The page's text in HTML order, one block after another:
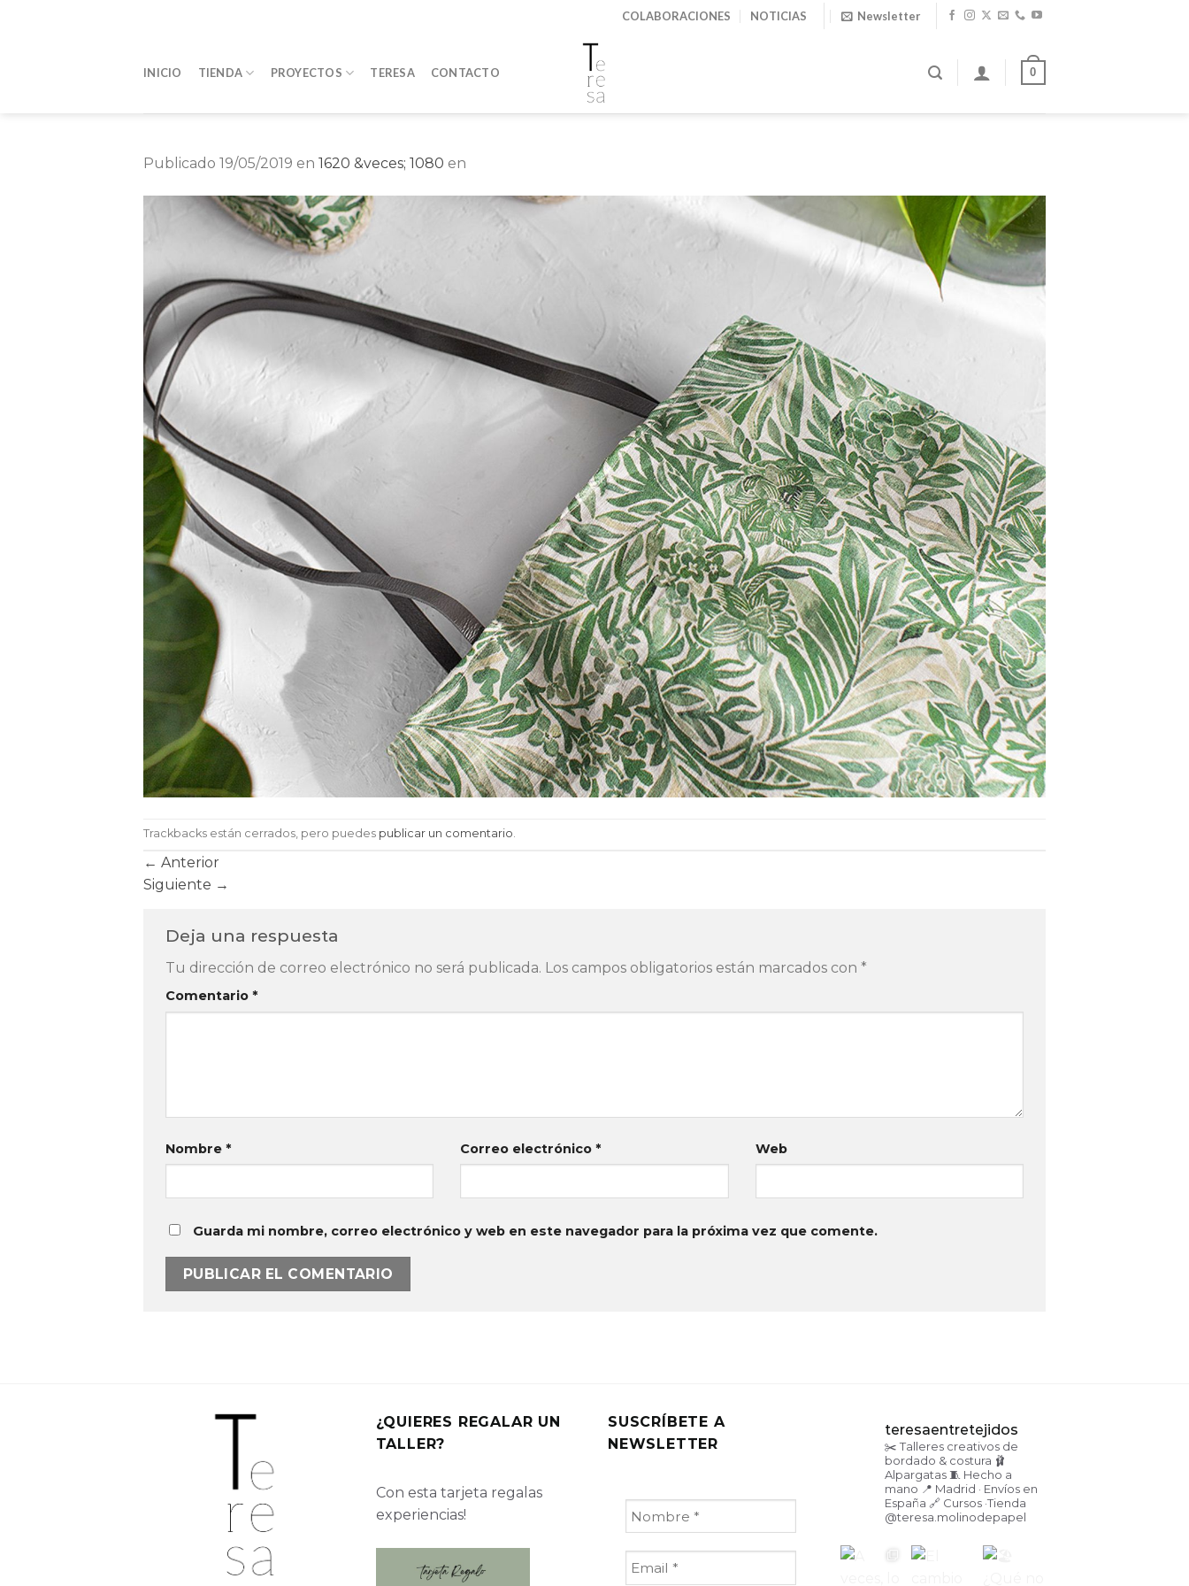
COLABORACIONES NOTICIAS Newsletter
INICIO TIENDA PROYECTOS TERESA CONTACTO 0
Publicado 19/05/2019 en 1620 &veces; 1080 en
Trackbacks están cerrados, pero puedes publicar un comentario
← Anterior
Siguiente →
Deja una respuesta
Tu dirección de correo electrónico no será publicada. Los campos obligatorios están marcados con *
Comentario *
Nombre * Correo electrónico* Web
Guarda mi nombre, correo electrónico y web en este navegador para la próxima vez que comente.
¿QUIERES REGALAR UN
TALLER?
Con esta tarjeta regalas
experiencias!
SUSCRÍBETE A
NEWSLETTER
teresaentretejidos
✂️ Talleres creativos de
bordado & costura 🩰
Alpargatas🧵 Hecho a
mano 📍 Madrid · Envíos en
España 🔗 Cursos ·Tienda
@teresa.molinodepapel